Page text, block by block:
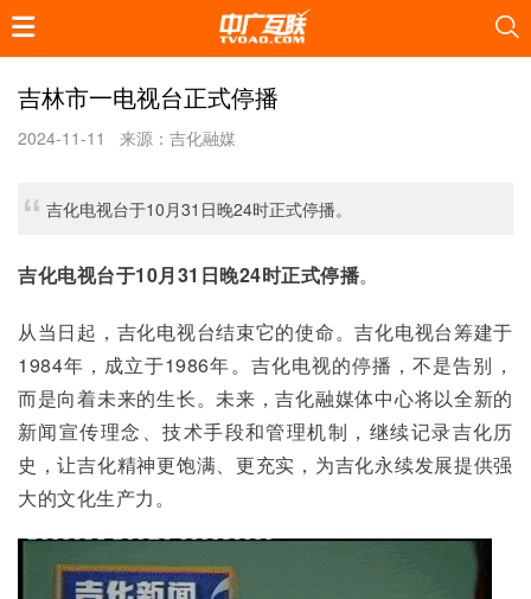
吉林市一电视台正式停播
2024-11-11 来源：吉化融媒
吉化电视台于10月31日晚24时正式停播。
吉化电视台于10月31日晚24时正式停播。
从当日起，吉化电视台结束它的使命。吉化电视台筹建于
1984年，成立于1986年。吉化电视的停播，不是告别，
而是向着未来的生长。未来，吉化融媒体中心将以全新的
新闻宣传理念、技术手段和管理机制，继续记录吉化历
史，让吉化精神更饱满、更充实，为吉化永续发展提供强
大的文化生产力。